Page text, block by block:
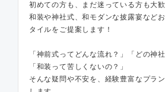
初めての方も、まだ迷っている方も大歓
和装や神社式、和モダンな披露宴など
タイルをご提案します！
「神前式ってどんな流れ？」「どの神
「和装って苦しくないの？」
そんな疑問や不安を、経験豊富なプラ